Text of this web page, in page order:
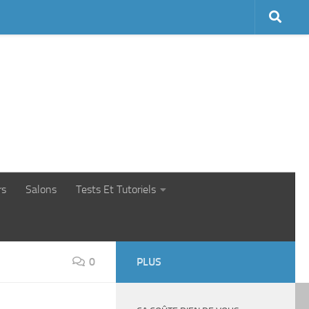
Salons Tests Et Tutoriels
0 PLUS